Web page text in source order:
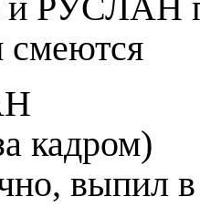
РУСЛАН
смеются
кадром)
выпил